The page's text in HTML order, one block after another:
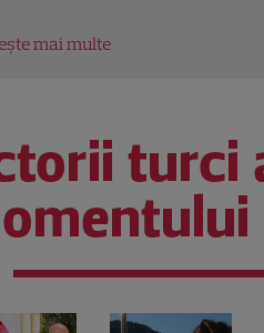
mai multe
turci